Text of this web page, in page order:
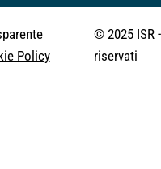
Policy
© 2025 ISR
riservati